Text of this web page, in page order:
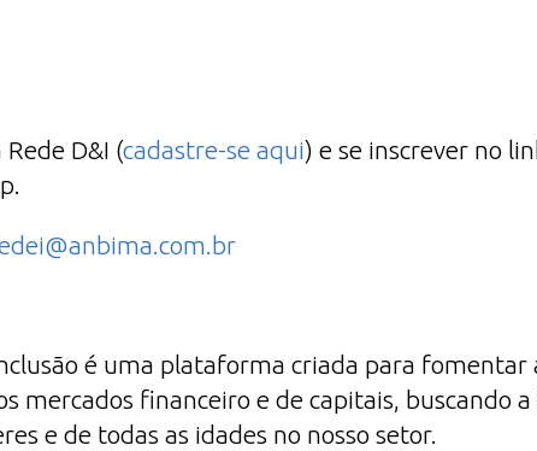
D&I (cadastre-se aqui) e se inscrever no
é uma plataforma criada para fomentar
mercados financeiro e de capitais, buscando
e de todas as idades no nosso setor.